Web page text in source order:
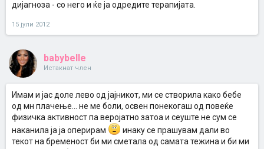
дијагноза - со него и ќе ја одредите терапијата.
15 јули 2012
babybelle
Истакнат член
Имам и јас доле лево од јајникот, ми се створила како бебе
од мн плачење... не ме боли, освен понекогаш од повеќе
физичка активност па веројатно затоа и сеуште не сум се
наканила ја ја оперирам
инаку се прашувам дали во
текот на бременост би ми сметала од самата тежина и би ми